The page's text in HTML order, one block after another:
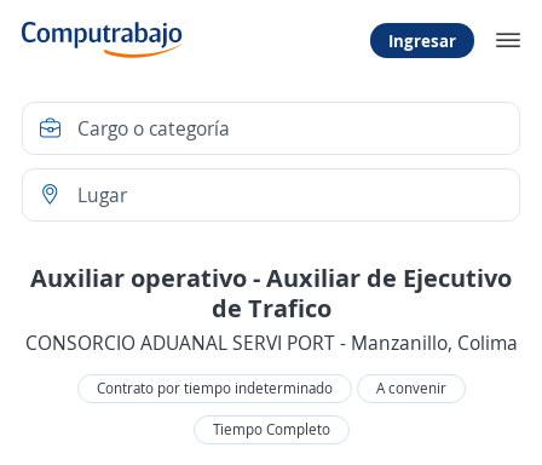
Ingresar
Auxiliar operativo - Auxiliar de Ejecutivo
de Trafico
CONSORCIO ADUANAL SERVI PORT - Manzanillo, Colima
Contrato por tiempo indeterminado
A convenir
Tiempo Completo